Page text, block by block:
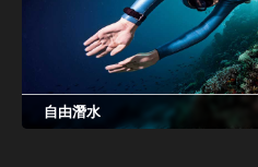
自由潛水